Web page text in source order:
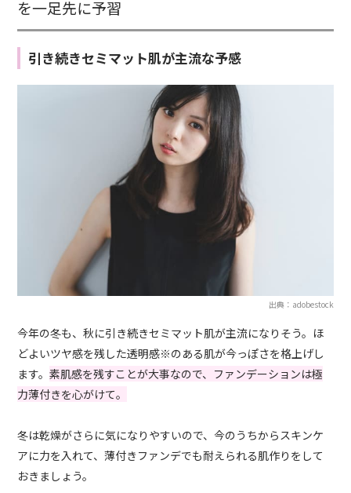
を一足先に予習
引き続きセミマット肌が主流な予感
出典：adobestock
今年の冬も、秋に引き続きセミマット肌が主流になりそう。ほ
どよいツヤ感を残した透明感※のある肌が今っぽさを格上げし
ます。素肌感を残すことが大事なので、ファンデーションは極
力薄付きを心がけて。
冬は乾燥がさらに気になりやすいので、今のうちからスキンケ
アに力を入れて、薄付きファンデでも耐えられる肌作りをして
おきましょう。